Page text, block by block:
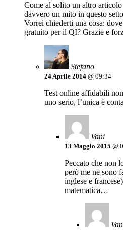
Come al solito un altro
davvero un mito in questo
Vorrei chiederti una cosa:
gratuito per il QI? Grazie e
Stefano
24 Aprile 2014 @ 09:34
Test online affidabili
uno serio, l’unica è
Vani
13 Maggio 2015 @
Peccato che non
però me ne sono
inglese e
matematica…